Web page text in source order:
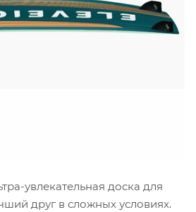
увлекательная доска для
друг в сложных условиях.